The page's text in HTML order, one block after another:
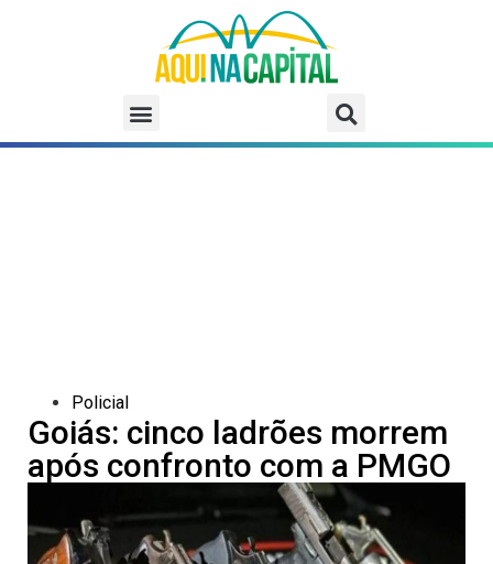
Policial
Goiás: cinco ladrões morrem
após confronto com a PMGO